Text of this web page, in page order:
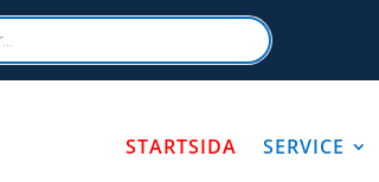
STARTSIDA SERVICE